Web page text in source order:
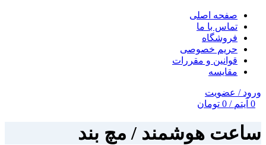
صفحه اصلی
تماس با ما
فروشگاه
حریم خصوصی
قوانین و مقررات
مقایسه
ورود / عضویت
0 آیتم /
0 تومان
ساعت هوشمند / مچ بند